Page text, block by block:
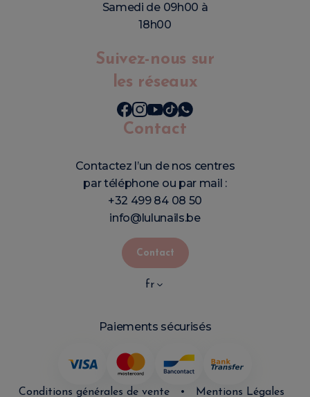
Samedi de 09h00 à
18h00
Suivez-nous sur
les réseaux
Contact
Contactez l’un de nos centres
par téléphone ou par mail :
+32 499 84 08 50
info@lulunails.be
Contact
fr
Paiements sécurisés
Conditions générales de vente • Mentions Légales